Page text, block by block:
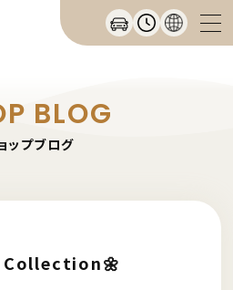
BLOG
ップブログ
Collection🌼